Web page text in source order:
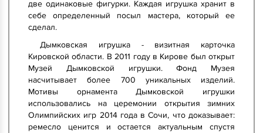
две одинаковые фигурки. Каждая игрушка хранит в
себе определенный посыл мастера, который ее
сделал.
Дымковская игрушка - визитная карточка
Кировской области. В 2011 году в Кирове был открыт
Музей Дымковской игрушки. Фонд Музея
насчитывает более 700 уникальных изделий.
Мотивы орнамента Дымковской игрушки
использовались на церемонии открытия зимних
Олимпийских игр 2014 года в Сочи, что доказывает:
ремесло ценится и остается актуальным спустя